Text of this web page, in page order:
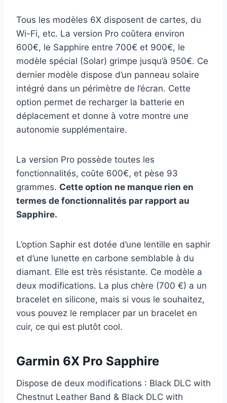
Tous les modèles 6X disposent de cartes, du
Wi-Fi, etc. La version Pro coûtera environ
600€, le Sapphire entre 700€ et 900€, le
modèle spécial (Solar) grimpe jusqu’à 950€. Ce
dernier modèle dispose d’un panneau solaire
intégré dans un périmètre de l’écran. Cette
option permet de recharger la batterie en
déplacement et donne à votre montre une
autonomie supplémentaire.
La version Pro possède toutes les
fonctionnalités, coûte 600€, et pèse 93
grammes. Cette option ne manque rien en
termes de fonctionnalités par rapport au
Sapphire.
L’option Saphir est dotée d’une lentille en saphir
et d’une lunette en carbone semblable à du
diamant. Elle est très résistante. Ce modèle a
deux modifications. La plus chère (700 €) a un
bracelet en silicone, mais si vous le souhaitez,
vous pouvez le remplacer par un bracelet en
cuir, ce qui est plutôt cool.
Garmin 6X Pro Sapphire
Dispose de deux modifications : Black DLC with
Chestnut Leather Band & Black DLC with